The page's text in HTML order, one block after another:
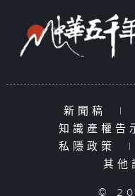
新聞稿 |
知識產權告
私隱政策
|
其他
©